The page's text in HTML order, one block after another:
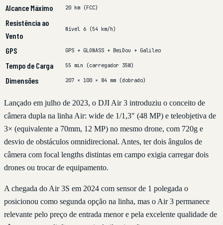
Alcance Máximo 20 km (FCC)
Resistência ao
Vento
Nível 6 (54 km/h)
GPS GPS + GLONASS + BeiDou + Galileo
Tempo de Carga 55 min (carregador 35W)
Dimensões 207 × 100 × 84 mm (dobrado)
Lançado em julho de 2023, o DJI Air 3 introduziu o conceito de
câmera dupla na linha Air: wide de 1/1,3" (48 MP) e teleobjetiva de
3× (equivalente a 70mm, 12 MP) no mesmo drone, com 720g e
desvio de obstáculos omnidirecional. Antes, ter dois ângulos de
câmera com focal lengths distintas em campo exigia carregar dois
drones ou trocar de equipamento.
A chegada do Air 3S em 2024 com sensor de 1 polegada o
posicionou como segunda opção na linha, mas o Air 3 permanece
relevante pelo preço de entrada menor e pela excelente qualidade de